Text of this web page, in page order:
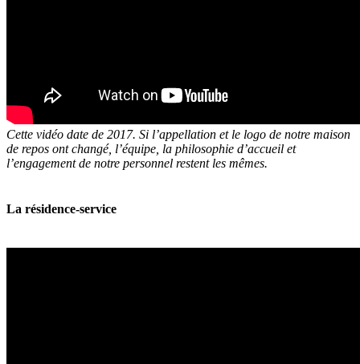
Cette vidéo date de 2017. Si l’appellation et le logo de notre maison
de repos ont changé, l’équipe, la philosophie d’accueil et
l’engagement de notre personnel restent les mêmes.
La résidence-service